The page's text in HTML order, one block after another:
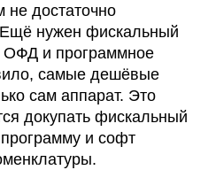
достаточно
нужен фискальный
ОФД и программное
самые дешёвые
сам аппарат. Это
докупать фискальный
и софт